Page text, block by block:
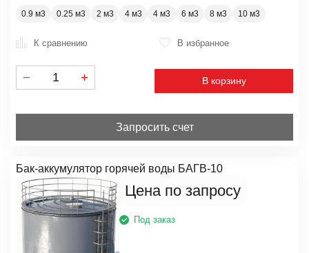
0.9 м3 0.25 м3 2 м3 4 м3 4 м3 6 м3 8 м3 10 м3
К сравнению В избранное
В корзину
Запросить счет
Бак-аккумулятор горячей воды БАГВ-10
Цена по запросу
Под заказ